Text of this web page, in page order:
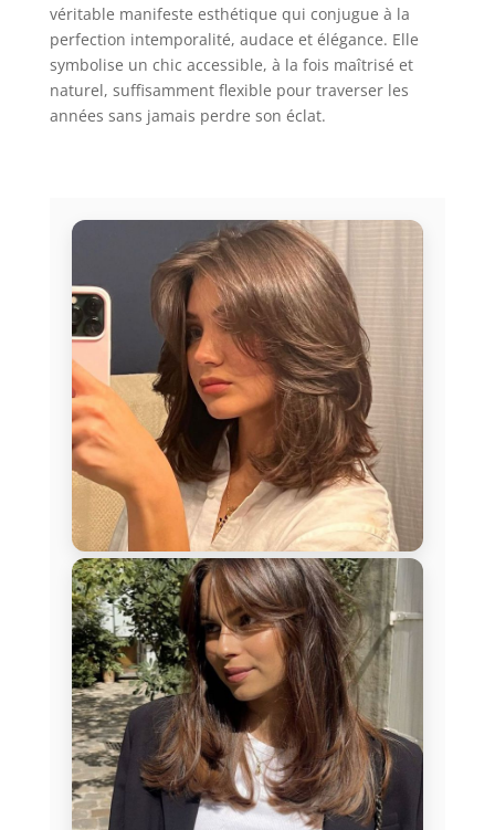
véritable manifeste esthétique qui conjugue à la
perfection intemporalité, audace et élégance. Elle
symbolise un chic accessible, à la fois maîtrisé et
naturel, suffisamment flexible pour traverser les
années sans jamais perdre son éclat.